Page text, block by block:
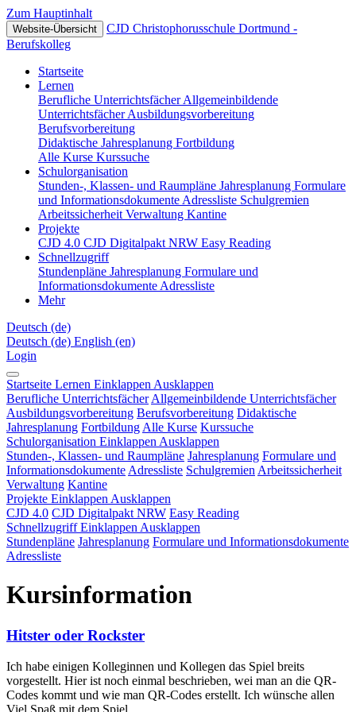
Zum Hauptinhalt
Website-Übersicht
CJD Christophorusschule Dortmund -
Berufskolleg
Startseite
Lernen
Berufliche UnterrichtsfächerAllgemeinbildende
UnterrichtsfächerAusbildungsvorbereitung
Berufsvorbereitung
Didaktische Jahresplanung Fortbildung
Alle Kurse Kurssuche
Schulorganisation
Stunden-, Klassen- und Raumpläne Jahresplanung Formulare
und Informationsdokumente Adressliste Schulgremien
Arbeitssicherheit Verwaltung Kantine
Projekte
CJD 4.0 CJD Digitalpakt NRW Easy Reading
Schnellzugriff
Stundenpläne Jahresplanung Formulare und
Informationsdokumente Adressliste
Mehr
Deutsch ‎(de)‎
Deutsch ‎(de)‎ English ‎(en)‎
Login
Startseite Lernen Einklappen Ausklappen
Berufliche Unterrichtsfächer Allgemeinbildende Unterrichtsfächer
Ausbildungsvorbereitung Berufsvorbereitung Didaktische
Jahresplanung Fortbildung Alle Kurse Kurssuche
Schulorganisation Einklappen Ausklappen
Stunden-, Klassen- und Raumpläne Jahresplanung Formulare und
Informationsdokumente Adressliste Schulgremien Arbeitssicherheit
Verwaltung Kantine
Projekte Einklappen Ausklappen
CJD 4.0 CJD Digitalpakt NRW Easy Reading
SchnellzugriffEinklappen Ausklappen
Stundenpläne Jahresplanung Formulare und Informationsdokumente
Adressliste
Kursinformation
Hitster oder Rockster
Ich habe einigen Kolleginnen und Kollegen das Spiel breits
vorgestellt. Hier ist noch einmal beschrieben, wei man an die QR-
Codes kommt und wie man QR-Codes erstellt. Ich wünsche allen
Viel Spaß mit dem Spiel.